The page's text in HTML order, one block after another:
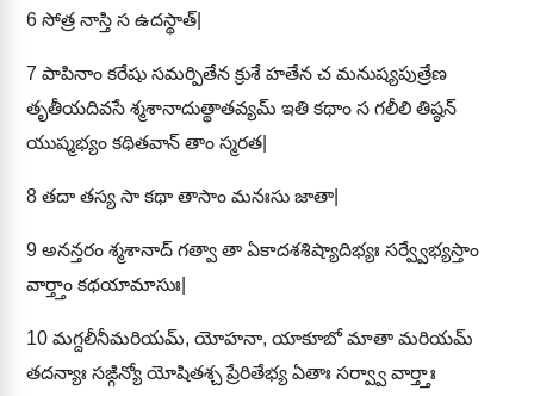
6 సోత్ర నాస్తి స ఉదస్థాత్|
7 పాపినాం కరేషు సమర్పితేన క్రుశే హతేన చ మనుష్యపుత్రేణ
తృతీయదివసే శ్మశానాదుత్థాతవ్యమ్ ఇతి కథాం స గలీలి తిష్ఠన్
యుష్మభ్యం కథితవాన్ తాం స్మరత|
8 తదా తస్య సా కథా తాసాం మనఃసు జాతా|
9 అనన్తరం శ్మశానాద్ గత్వా తా ఏకాదశశిష్యాదిభ్యః సర్వ్వేభ్యస్తాం
వార్త్తాం కథయామాసుః|
10 మగ్దలీనీమరియమ్, యోహనా, యాకూబో మాతా మరియమ్
తదన్యాః సఙ్గిన్యో యోషితశ్చ ప్రేరితేభ్య ఏతాః సర్వ్వా వార్త్తాః